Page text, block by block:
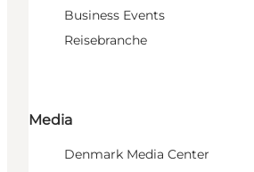
Business Events
Reisebranche
Media
Denmark Media Center